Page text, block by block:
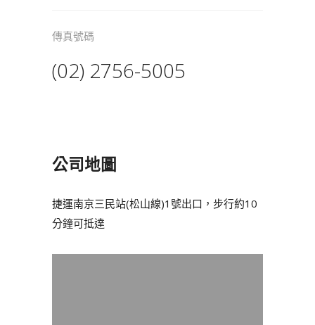
傳真號碼
(02) 2756-5005
公司地圖
捷運南京三民站(松山線)1號出口，步行約10
分鐘可抵達